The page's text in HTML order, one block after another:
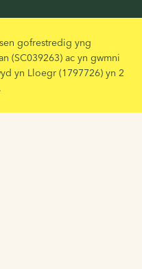
gofrestredig yng
(SC039263) ac yn gwmni
yn Lloegr (1797726) yn 2